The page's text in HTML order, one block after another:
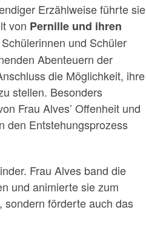
Erzählweise führte sie
von Pernille und ihren
und Schüler
Abenteuern der
die Möglichkeit, ihre
stellen. Besonders
Frau Alves’ Offenheit und
den Entstehungsprozess
Frau Alves band die
und animierte sie zum
sondern förderte auch das